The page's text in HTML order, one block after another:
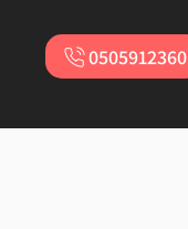
0505912360